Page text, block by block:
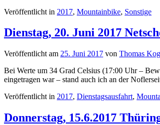
Veröffentlicht in 2017, Mountainbike, Sonstige
Dienstag, 20. Juni 2017
Veröffentlicht am 25. Juni 2017 von Thomas
Bei Werte um 34 Grad Celsius (17:00 Uhr –
eingetragen war – stand auch ich an der
Veröffentlicht in 2017, Dienstagsausfahrt,
Donnerstag, 15.6.2017